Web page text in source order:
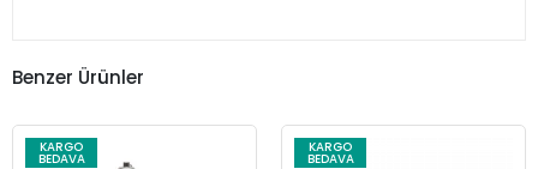
Benzer Ürünler
KARGO
BEDAVA
KARGO
BEDAVA